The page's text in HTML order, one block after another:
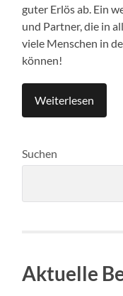
guter Erlös ab. Ein
und Partner, die in
viele Menschen in
können!
Weiterlesen
Suchen
Aktuelle